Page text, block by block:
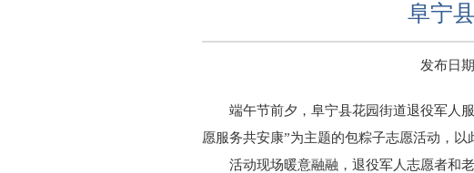
阜宁
发布日
端午节前夕，阜宁县花园街道退役军人
愿服务共安康”为主题的包粽子志愿活动，以
活动现场暖意融融，退役军人志愿者和